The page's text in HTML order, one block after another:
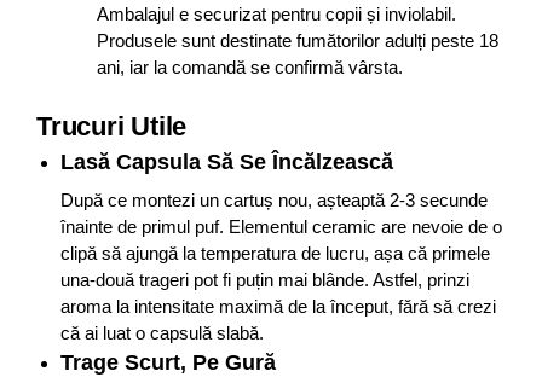
Ambalajul e securizat pentru copii și inviolabil.
Produsele sunt destinate fumătorilor adulți peste 18
ani, iar la comandă se confirmă vârsta.
Trucuri Utile
Lasă Capsula Să Se Încălzească
După ce montezi un cartuș nou, așteaptă 2-3 secunde
înainte de primul puf. Elementul ceramic are nevoie de o
clipă să ajungă la temperatura de lucru, așa că primele
una-două trageri pot fi puțin mai blânde. Astfel, prinzi
aroma la intensitate maximă de la început, fără să crezi
că ai luat o capsulă slabă.
Trage Scurt, Pe Gură